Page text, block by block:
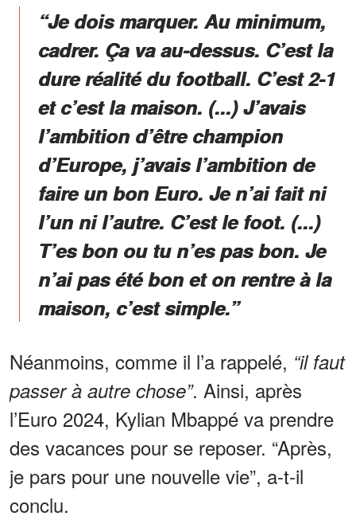
“Je dois marquer. Au minimum,
cadrer. Ça va au-dessus. C’est la
dure réalité du football. C’est 2-1
et c’est la maison. (...) J’avais
l’ambition d’être champion
d’Europe, j’avais l’ambition de
faire un bon Euro. Je n’ai fait ni
l’un ni l’autre. C’est le foot. (...)
T’es bon ou tu n’es pas bon. Je
n’ai pas été bon et on rentre à la
maison, c’est simple.”
Néanmoins, comme il l’a rappelé, “il faut
passer à autre chose”. Ainsi, après
l’Euro 2024, Kylian Mbappé va prendre
des vacances pour se reposer. “Après,
je pars pour une nouvelle vie”, a-t-il
conclu.